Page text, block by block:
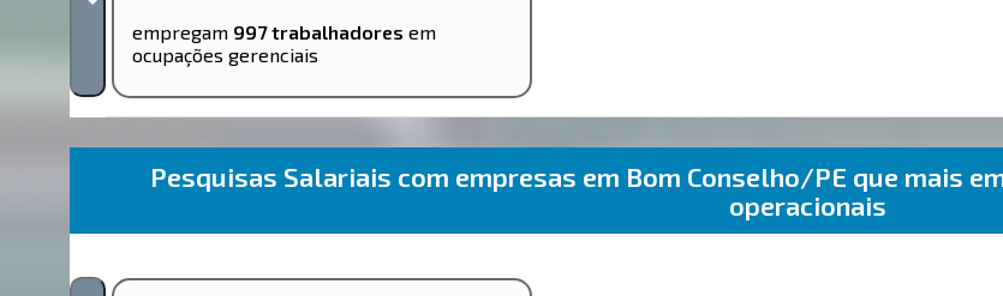
empregam 997 trabalhadores em
ocupações gerenciais
Pesquisas Salariais com empresas em Bom Conselho/PE que mais
operacionais